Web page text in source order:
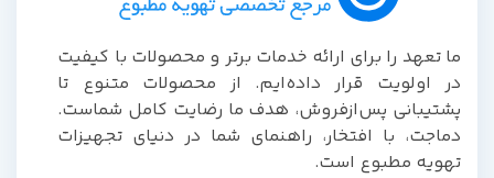
ما تعهد را برای ارائه خدمات برتر و محصولات با کیفیت
در اولویت قرار داده‌ایم. از محصولات متنوع تا
پشتیبانی پس‌از‌فروش، هدف ما رضایت کامل شماست.
دماجت، با افتخار، راهنمای شما در دنیای تجهیزات
تهویه مطبوع است.